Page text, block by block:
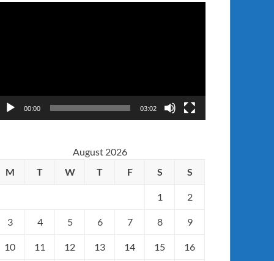
00:00 03:02
August 2026
M
T W T F S S
1 2
3 4 5 6 7 8 9
10 11 12 13 14 15 16